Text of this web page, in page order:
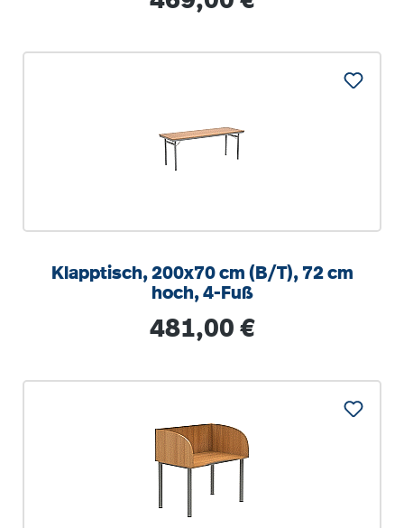
Klapptisch, 200x70 cm (B/T), 72 cm
hoch, 4-Fuß
Regulärer Preis:
481,00 €